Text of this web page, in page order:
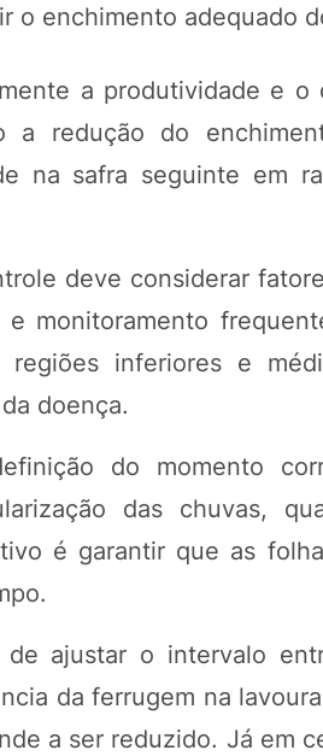
o enchimento adequado
a produtividade e o
a redução do
na safra seguinte em
deve considerar
monitoramento
regiões inferiores e
doença.
do momento
das chuvas,
é garantir que as
ajustar o intervalo
da ferrugem na
a ser reduzido. Já em